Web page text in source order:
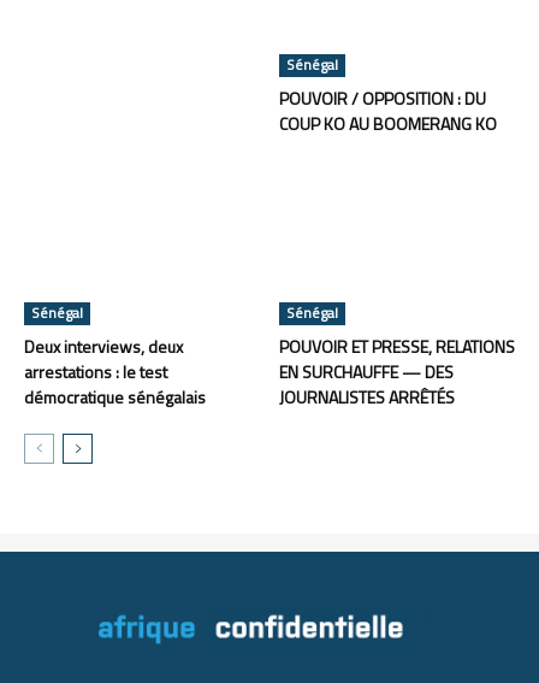
Sénégal
POUVOIR / OPPOSITION : DU
COUP KO AU BOOMERANG KO
Sénégal
Deux interviews, deux
arrestations : le test
démocratique sénégalais
Sénégal
POUVOIR ET PRESSE, RELATIONS
EN SURCHAUFFE — DES
JOURNALISTES ARRÊTÉS